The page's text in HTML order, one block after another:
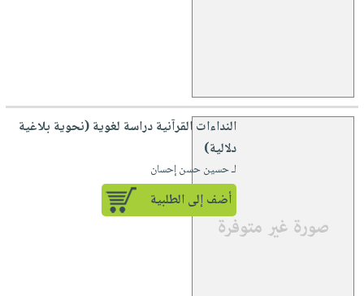
النداءات القرآنية دراسة لغوية (نحوية بلاغية
دلالية)
لـ حسين حسن إحسان
أضف إلى الطلبية